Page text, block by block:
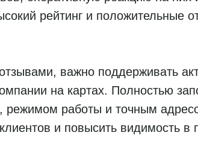
рейтинг и положительные
важно поддерживать
на картах. Полностью
режимом работы и точным
и повысить видимость в